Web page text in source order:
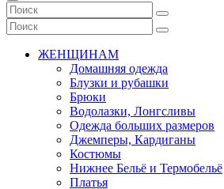
ЖЕНЩИНАМ
Домашняя одежда
Блузки и рубашки
Брюки
Водолазки, Лонгсливы
Одежда больших размеров
Джемперы, Кардиганы
Костюмы
Нижнее Бельё и Термобельё
Платья